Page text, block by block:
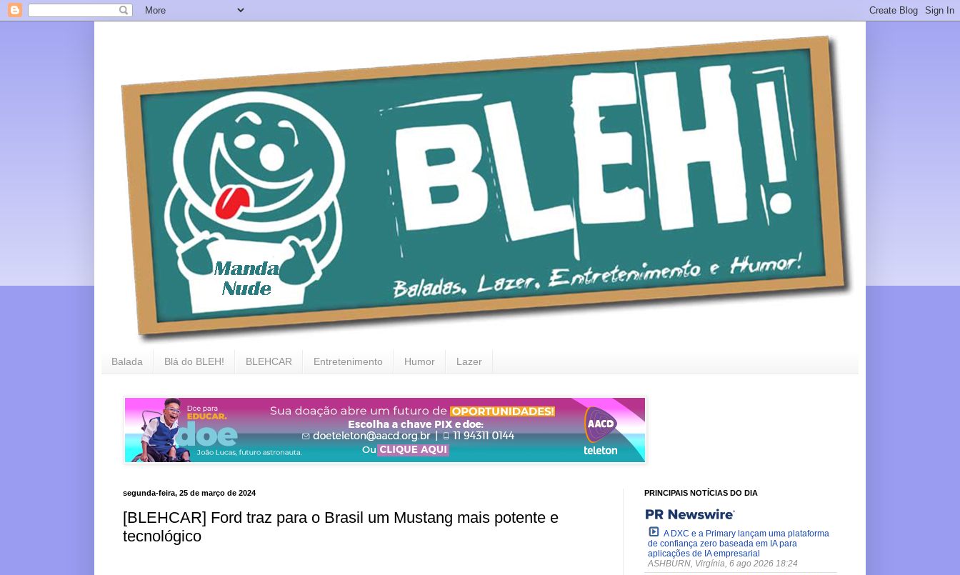
Balada Blá do BLEH! BLEHCAR Entretenimento Humor Lazer
segunda-feira, 25 de março de 2024
[BLEHCAR] Ford traz para o Brasil um Mustang mais potente e
tecnológico
PRINCIPAIS NOTÍCIAS DO DIA
A DXC e a Primary lançam uma plataforma
de confiança zero baseada em IA para
aplicações de IA empresarial
ASHBURN, Virgínia, 6 ago 2026 18:24